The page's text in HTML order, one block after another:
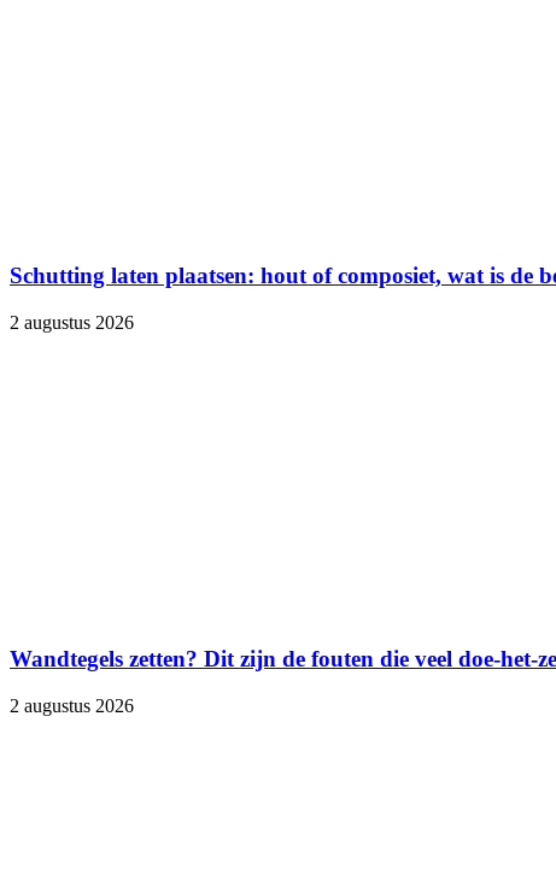
Schutting laten plaatsen: hout of composiet, wat is de
2 augustus 2026
Wandtegels zetten? Dit zijn de fouten die veel doe-het-
2 augustus 2026